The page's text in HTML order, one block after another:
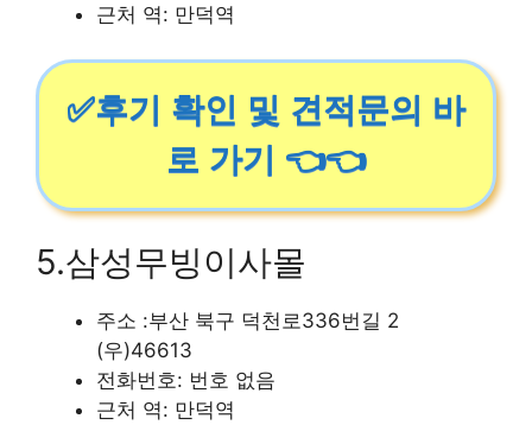
근처 역: 만덕역
✅후기 확인 및 견적문의 바
로 가기 👈👈
5.삼성무빙이사몰
주소 :부산 북구 덕천로336번길 2
(우)46613
전화번호: 번호 없음
근처 역: 만덕역